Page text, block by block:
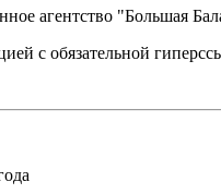
агентство "Большая
с обязательной